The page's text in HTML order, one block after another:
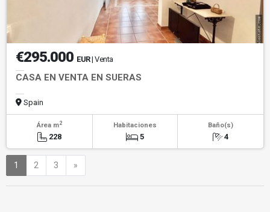
€295.000 EUR| Venta
CASA EN VENTA EN SUERAS
Spain
Área m2
228
Habitaciones
5
Baño(s)
4
1 2 3 »